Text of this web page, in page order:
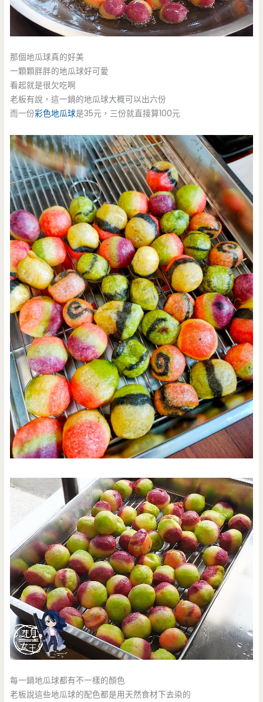
那個地瓜球真的好美
一顆顆胖胖的地瓜球好可愛
看起就是很欠吃啊
老板有說，這一鍋的地瓜球大概可以出六份
而一份彩色地瓜球是35元，三份就直接算100元
每一鍋地瓜球都有不一樣的顏色
老板說這些地瓜球的配色都是用天然食材下去染的